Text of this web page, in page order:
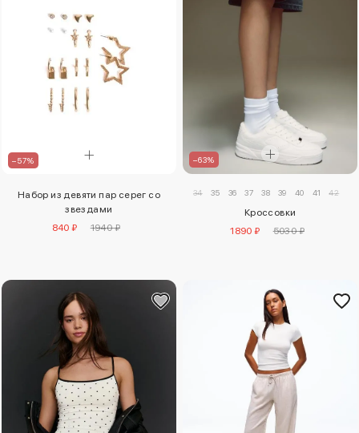
–57%
Набор из девяти пар серег со
звездами
840 ₽
1940 ₽
–63%
34 35 36 37 38 39 40 41 42
Кроссовки
1890 ₽
5030 ₽